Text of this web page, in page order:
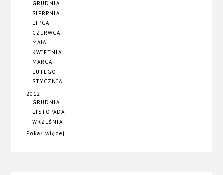
GRUDNIA
SIERPNIA
LIPCA
CZERWCA
MAJA
KWIETNIA
MARCA
LUTEGO
STYCZNIA
2012
GRUDNIA
LISTOPADA
WRZEŚNIA
Pokaż więcej